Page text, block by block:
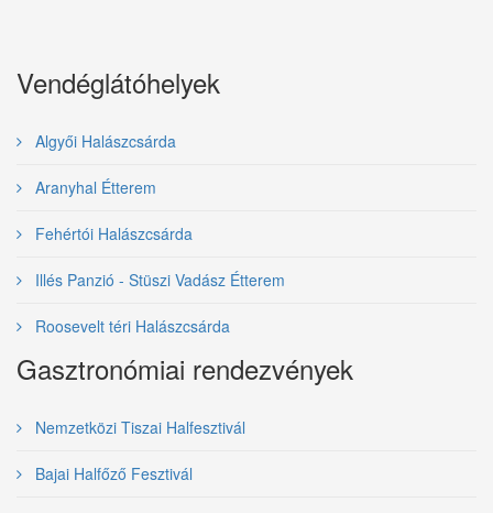
Vendéglátóhelyek
Algyői Halászcsárda
Aranyhal Étterem
Fehértói Halászcsárda
Illés Panzió - Stüszi Vadász Étterem
Roosevelt téri Halászcsárda
Gasztronómiai rendezvények
Nemzetközi Tiszai Halfesztivál
Bajai Halfőző Fesztivál